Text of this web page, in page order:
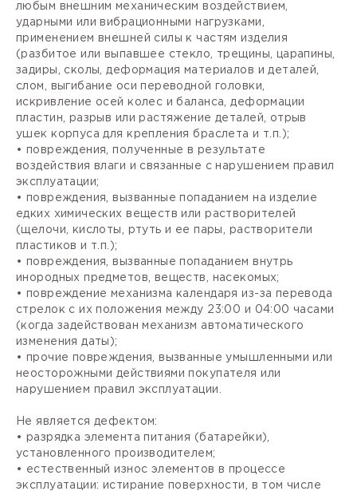
любым внешним механическим воздействием,
ударными или вибрационными нагрузками,
применением внешней силы к частям изделия
(разбитое или выпавшее стекло, трещины, царапины,
задиры, сколы, деформация материалов и деталей,
слом, выгибание оси переводной головки,
искривление осей колес и баланса, деформации
пластин, разрыв или растяжение деталей, отрыв
ушек корпуса для крепления браслета и т.п.);
• повреждения, полученные в результате
воздействия влаги и связанные с нарушением правил
эксплуатации;
• повреждения, вызванные попаданием на изделие
едких химических веществ или растворителей
(щелочи, кислоты, ртуть и ее пары, растворители
пластиков и т.п.);
• повреждения, вызванные попаданием внутрь
инородных предметов, веществ, насекомых;
• повреждение механизма календаря из-за перевода
стрелок с их положения между 23:00 и 04:00 часами
(когда задействован механизм автоматического
изменения даты);
• прочие повреждения, вызванные умышленными или
неосторожными действиями покупателя или
нарушением правил эксплуатации.
Не является дефектом:
• разрядка элемента питания (батарейки),
установленного производителем;
• естественный износ элементов в процессе
эксплуатации: истирание поверхности, в том числе